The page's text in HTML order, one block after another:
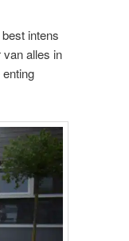
intens
alles in